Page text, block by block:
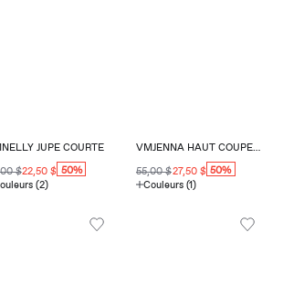
JUPE COURTE
$22,50 $ 50%
(2)
VMJENNA HAUT COUPE RÉGULIÈRE COL CARRÉ
55,00 $27,50 $ 50%
Couleurs (1)